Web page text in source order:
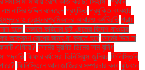
নাসির উদ্দিন বলেছেন প্রযুক্তি প্রযুক্তি ব্যবহার
ও ট্রেইলরশ্রমিকদের আবারও কর্মবিরতি প্রায়
হলো ফজলে করিমের দুই ছেলের বিদেশ যাওয়ার
আক্রমণ রোধের জন্য যা করতে হবে ফার্মের ডিম না
এগিয়ে? ফার্মের মুরগির ডিমের দাম বৃদ্ধি
পদ্ধতি ফিফার বর্ষসেরা ভিনিসিয়ুস জুনিয়র ফিলিস্তিনি
ফিলিস্তিনে আল জাজিরার সম্প্রচার বন্ধ ফুটবলে